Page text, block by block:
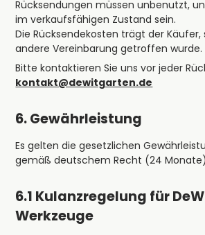
Rücksendungen müssen unbenutzt,
im verkaufsfähigen Zustand sein.
Die Rücksendekosten trägt der Käufer,
andere Vereinbarung getroffen wurde.
Bitte kontaktieren Sie uns vor jeder
kontakt@dewitgarten.de
6. Gewährleistung
Es gelten die gesetzlichen
gemäß deutschem Recht (24
6.1 Kulanzregelung für
Werkzeuge